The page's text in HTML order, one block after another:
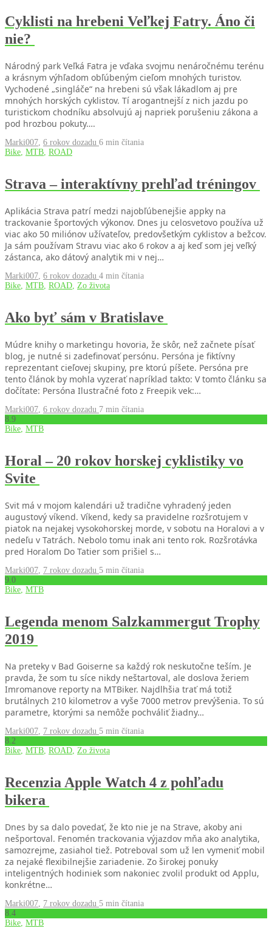
Cyklisti na hrebeni Veľkej Fatry. Áno či
nie?
Národný park Veľká Fatra je vďaka svojmu nenáročnému terénu
a krásnym výhľadom obľúbeným cieľom mnohých turistov.
Vychodené „singláče“ na hrebeni sú však lákadlom aj pre
mnohých horských cyklistov. Tí arogantnejší z nich jazdu po
turistickom chodníku absolvujú aj napriek porušeniu zákona a
pod hrozbou pokuty….
Marki007, 6 rokov dozadu 6 min čítania
Bike, MTB, ROAD
Strava – interaktívny prehľad tréningov
Aplikácia Strava patrí medzi najobľúbenejšie appky na
trackovanie športových výkonov. Dnes ju celosvetovo používa už
viac ako 50 miliónov užívateľov, predovšetkým cyklistov a bežcov.
Ja sám používam Stravu viac ako 6 rokov a aj keď som jej veľký
zástanca, ako dátový analytik mi v nej…
Marki007, 6 rokov dozadu 4 min čítania
Bike, MTB, ROAD, Zo života
Ako byť sám v Bratislave
Múdre knihy o marketingu hovoria, že skôr, než začnete písať
blog, je nutné si zadefinovať persónu. Persóna je fiktívny
reprezentant cieľovej skupiny, pre ktorú píšete. Persóna pre
tento článok by mohla vyzerať napríklad takto: V tomto článku sa
dočítate: Persóna Ilustračné foto z Freepik vek:…
Marki007, 6 rokov dozadu 7 min čítania
8.9
Bike, MTB
Horal – 20 rokov horskej cyklistiky vo
Svite
Svit má v mojom kalendári už tradične vyhradený jeden
augustový víkend. Víkend, kedy sa pravidelne rozšrotujem v
piatok na nejakej vysokohorskej morde, v sobotu na Horalovi a v
nedeľu v Tatrách. Nebolo tomu inak ani tento rok. Rozšrotávka
pred Horalom Do Tatier som prišiel s…
Marki007, 7 rokov dozadu 5 min čítania
9.0
Bike, MTB
Legenda menom Salzkammergut Trophy
2019
Na preteky v Bad Goiserne sa každý rok neskutočne teším. Je
pravda, že som tu síce nikdy neštartoval, ale doslova žeriem
Imromanove reporty na MTBiker. Najdlhšia trať má totiž
brutálnych 210 kilometrov a vyše 7000 metrov prevýšenia. To sú
parametre, ktorými sa nemôže pochváliť žiadny…
Marki007 7 rokov dozadu 5 min čítania
8 .2
Bike MTB ROAD Zo života
Recenzia Apple Watch 4 z pohľadu
bikera
Dnes by sa dalo povedať, že kto nie je na Strave, akoby ani
nešportoval. Fenomén trackovania výjazdov mňa ako analytika,
samozrejme, zasiahol tiež. Potreboval som už len vymeniť mobil
za nejaké flexibilnejšie zariadenie. Zo širokej ponuky
inteligentných hodiniek som nakoniec zvolil produkt od Applu,
konkrétne…
Marki007 7 rokov dozadu 5 min čítania
8 .4
Bike MTB